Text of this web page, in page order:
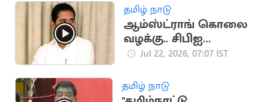
தமிழ் நாடு
ஆம்ஸ்ட்ராங் கொலை
வழக்கு.. சிபிஐ
விசாரணைக்கு
அனுமதி
Jul 22, 2026, 07:07 IST
தமிழ் நாடு